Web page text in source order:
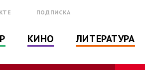
ПОДПИСКА
КИНО ЛИТЕРАТУРА